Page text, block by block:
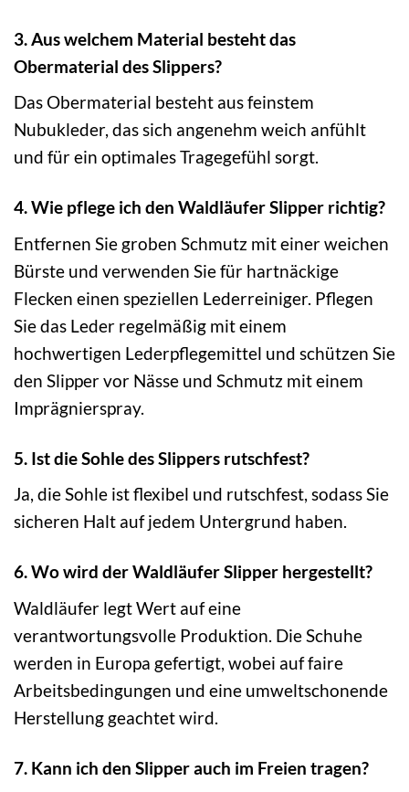
3. Aus welchem Material besteht das
Obermaterial des Slippers?
Das Obermaterial besteht aus feinstem
Nubukleder, das sich angenehm weich anfühlt
und für ein optimales Tragegefühl sorgt.
4. Wie pflege ich den Waldläufer Slipper richtig?
Entfernen Sie groben Schmutz mit einer weichen
Bürste und verwenden Sie für hartnäckige
Flecken einen speziellen Lederreiniger. Pflegen
Sie das Leder regelmäßig mit einem
hochwertigen Lederpflegemittel und schützen Sie
den Slipper vor Nässe und Schmutz mit einem
Imprägnierspray.
5. Ist die Sohle des Slippers rutschfest?
Ja, die Sohle ist flexibel und rutschfest, sodass Sie
sicheren Halt auf jedem Untergrund haben.
6. Wo wird der Waldläufer Slipper hergestellt?
Waldläufer legt Wert auf eine
verantwortungsvolle Produktion. Die Schuhe
werden in Europa gefertigt, wobei auf faire
Arbeitsbedingungen und eine umweltschonende
Herstellung geachtet wird.
7. Kann ich den Slipper auch im Freien tragen?